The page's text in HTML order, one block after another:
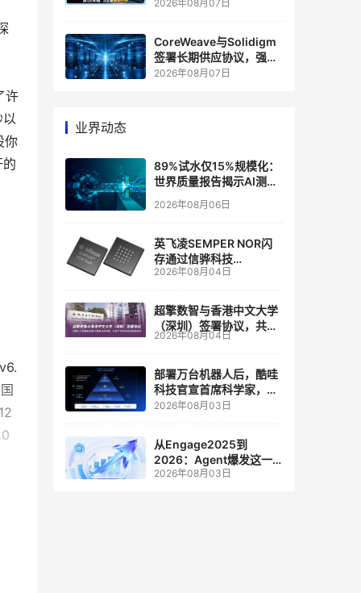
许
你
聊？大模型定价的平行宇
2026年08月07日
CoreWeave与Solidigm
签署长期供应协议，强化
一体化人工智能云平台
2026年08月07日
业界动态
89%试水仅15%规模化：
世界质量报告揭示AI测
试"落地鸿沟"
2026年08月06日
英飞凌SEMPER NOR闪
存通过信骅科技
AST2700 BMC认证，全
管理
2026年08月04日
超擎数智与香港中文大学
（深圳）签署协议，共建
人工智能和边缘计算联合
2026年08月04日
部署万台机器人后，酷哇
科技官宣首席科学家，要
让世界模型交付生产力
2026年08月03日
从Engage2025到
2026：Agent爆发这一
年，AI CRM 走到哪了
2026年08月03日